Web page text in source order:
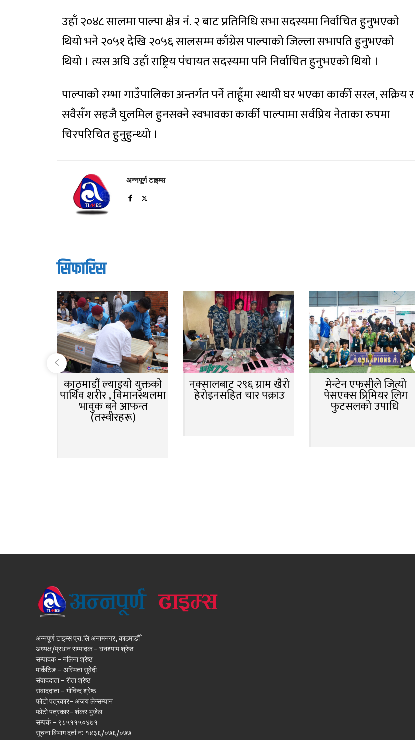
उहाँ २०४८ सालमा पाल्पा क्षेत्र नं. २ बाट प्रतिनिधि सभा सदस्यमा निर्वाचित हुनुभएको
थियो भने २०५१ देखि २०५६ सालसम्म काँग्रेस पाल्पाको जिल्ला सभापति हुनुभएको
थियो । त्यस अघि उहाँ राष्ट्रिय पंचायत सदस्यमा पनि निर्वाचित हुनुभएको थियो ।
पाल्पाको रम्भा गाउँपालिका अन्तर्गत पर्ने ताहूँमा स्थायी घर भएका कार्की सरल, सक्रिय र
सवैसँग सहजै घुलमिल हुनसक्ने स्वभावका कार्की पाल्पामा सर्वप्रिय नेताका रुपमा
चिरपरिचित हुनुहुन्थ्यो ।
अन्नपूर्ण टाइम्स
सिफारिस
काठमाडौं ल्याइयो युक्तको
पार्थिव शरीर , विमानस्थलमा
भावुक बने आफन्त
(तस्वीरहरू)
नक्सालबाट २९६ ग्राम खैरो
हेरोइनसहित चार पक्राउ
मेन्टेन एफसीले जित्यो
पेसएक्स प्रिमियर लिग
फुटसलको उपाधि
अन्नपूर्ण टाइम्स प्रा.लि अनामनगर, काठमाडौँ
अध्यक्ष/प्रधान सम्पादक - घनश्याम श्रेष्ठ
सम्पादक - नलिना श्रेष्ठ
मार्केटिङ - अस्मिता सुवेदी
संवाददाता - रीता श्रेष्ठ
संवाददाता - गोविन्द श्रेष्ठ
फोटो पत्रकार- अजय लेन्सम्यान
फोटो पत्रकार- शंकर भुजेल
सम्पर्क - ९८५११५०४७१
सूचना बिभाग दर्ता न: १४३६/०७६/०७७